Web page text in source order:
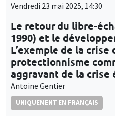
Vendredi 23 mai 2025, 14:30
Le retour du libre-
1990) et le
L’exemple de la crise
protectionnisme
aggravant de la crise
Antoine Gentier
UNIQUEMENT EN FRANÇAIS